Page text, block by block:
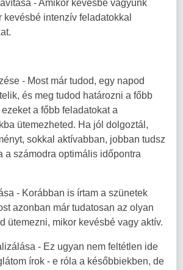
- Amikor kevésbé vagyunk
kevésbé intenzív feladatokkal
- Most már tudod, egy napod
és meg tudod határozni a főbb
a főbb feladatokat a
ütemezheted. Ha jól dolgoztál,
sokkal aktívabban, jobban tudsz
a számodra optimális időpontra
- Korábban is írtam a szünetek
azonban már tudatosan az olyan
ütemezni, mikor kevésbé vagy aktív.
- Ez ugyan nem feltétlen ide
írok - e róla a későbbiekben, de